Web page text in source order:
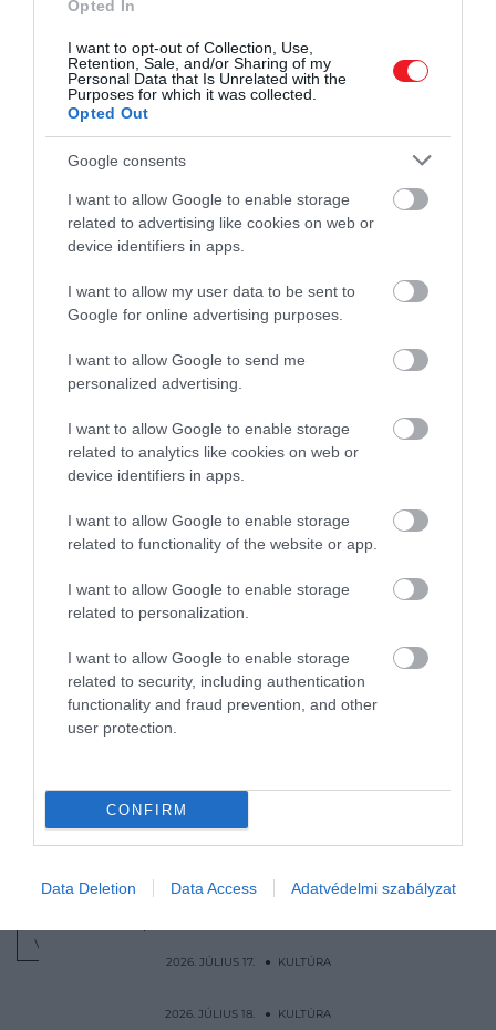
Opted In
I want to opt-out of Collection, Use,
Retention, Sale, and/or Sharing of my
Personal Data that Is Unrelated with the
Purposes for which it was collected.
Opted Out
Google consents
I want to allow Google to enable storage
related to advertising like cookies on web or
device identifiers in apps.
I want to allow my user data to be sent to
Google for online advertising purposes.
I want to allow Google to send me
personalized advertising.
I want to allow Google to enable storage
related to analytics like cookies on web or
device identifiers in apps.
I want to allow Google to enable storage
related to functionality of the website or app.
I want to allow Google to enable storage
related to personalization.
I want to allow Google to enable storage
related to security, including authentication
functionality and fraud prevention, and other
user protection.
CONFIRM
Data Deletion Data Access Adatvédelmi szabályzat
Még több hír Hollywoodból!
Ridley Scott azt hitte, a negyedik Alien-
film után vége a franchise-nak
Miközben a rajongók között heves vita zajlik arról, jó
irányba viszi-e a sorozat az Alien-mítoszt, Weaver
támogatása komoly visszaigazolás Noah Hawley
követi a sorozatot, sokakban felmerül a kérdés:
visszatér-e valaha a xenomorfok világába?
Olvasd el ezt is!
Még idén elkezdhetik forgatni a tavaly
bemutatott Alien-film folytatását
Alien egyik jelenetén, hogy azonnal
felhívta Ridley Scottot
Mindenki kedvenc kapitánya
visszatérhet A Karib-tenger kalózai
folytatásában
IMDb
SIGOURNEY WEAVER ALIEN
A NYOLCADIK UTAS A HALÁL DISNEY
VÉLEMÉNY
2026. JÚLIUS 17. ● KULTÚRA
koreai túlélő:
2026. JÚLIUS 18. ● KULTÚRA